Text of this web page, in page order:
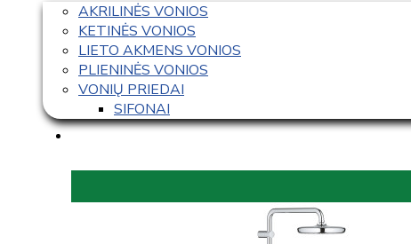
AKRILINĖS VONIOS
KETINĖS VONIOS
LIETO AKMENS VONIOS
PLIENINĖS VONIOS
VONIŲ PRIEDAI
SIFONAI